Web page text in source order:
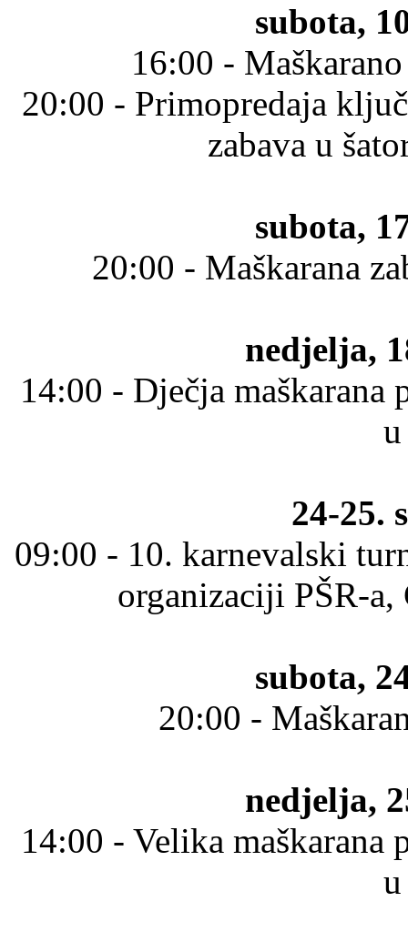
subota,
16:00 -
20:00 - Primopredaja
zabava u
subota,
20:00 - Maškarana
nedjelja,
14:00 - Dječja maškarana
24-25.
09:00 - 10. karnevalski
organizaciji PŠR-a,
subota,
20:00 -
nedjelja,
14:00 - Velika maškarana